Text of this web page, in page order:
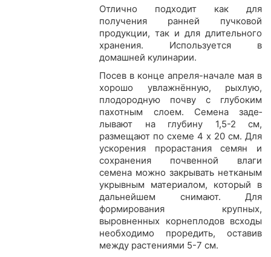
Отлично подходит как для
получения ранней пучковой
продукции, так и для длительного
хране­ния. Используется в
домашней кулинарии.
Посев в конце апреля-начале мая в
хорошо увлажнённую, рыхлую,
плодородную почву с глубоким
пахотным слоем. Семена заде­
лывают на глубину 1,5-2 см,
размещают по схеме 4 х 20 см. Для
ускоре­ния прорастания семян и
сохранения почвенной влаги
семена можно закрывать нетканым
укрывным материалом, который в
дальнейшем снимают. Для
формирования крупных,
выровненных корнеплодов всходы
необходимо проредить, оставив
между растениями 5-7 см.